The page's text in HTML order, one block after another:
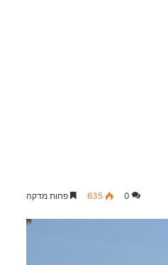
0
635 פחות מדקה